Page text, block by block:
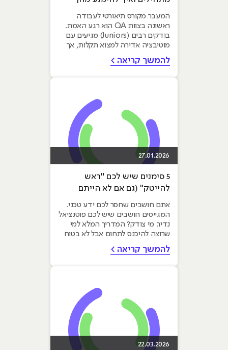
המעבר מקורס תיאורטי לעבודה
ראשונה בצוות QA הוא רגע האמת.
בודקים רבים (Juniors) מגיעים עם
מוטיבציה אדירה למצוא תקלות, אך
נופלים ב"בורות"...
להמשך קריאה >
27.01.2026
5 סימנים שיש לכם "ראש
להייטק" (גם אם לא הייתם
מצטיינים במתמטיקה בתיכון)
אתם חושבים שחסר לכם ידע טכני.
המגייסים חושבים שיש לכם פוטנציאל
נדיר. מי צודק? המדריך המלא למי
שרוצה להיכנס לתחום אבל לא בטוח
שהוא "בנוי...
להמשך קריאה >
22.03.2026